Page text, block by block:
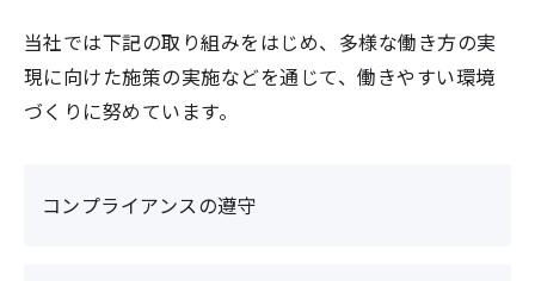
当社では下記の取り組みをはじめ、多様な働き方の実
現に向けた施策の実施などを通じて、働きやすい環境
づくりに努めています。
コンプライアンスの遵守